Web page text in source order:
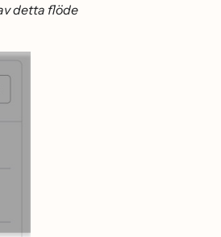
detta flöde